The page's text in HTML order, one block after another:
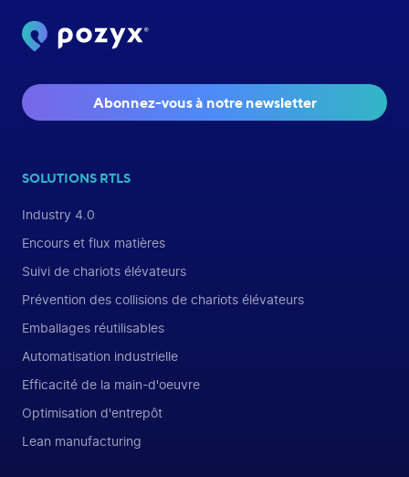
Abonnez-vous à notre newsletter
SOLUTIONS RTLS
Industry 4.0
Encours et flux matières
Suivi de chariots élévateurs
Prévention des collisions de chariots élévateurs
Emballages réutilisables
Automatisation industrielle
Efficacité de la main-d'oeuvre
Optimisation d'entrepôt
Lean manufacturing